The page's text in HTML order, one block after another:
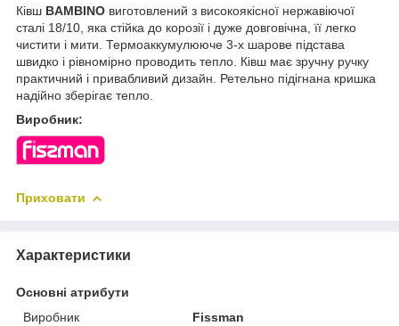
Ківш BAMBINO виготовлений з високоякісної нержавіючої
сталі 18/10, яка стійка до корозії і дуже довговічна, її легко
чистити і мити. Термоаккумулююче 3-х шарове підстава
швидко і рівномірно проводить тепло. Ківш має зручну ручку
практичний і привабливий дизайн. Ретельно підігнана кришка
надійно зберігає тепло.
Виробник:
Приховати
Характеристики
Основні атрибути
Виробник
Fissman